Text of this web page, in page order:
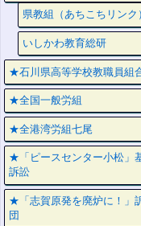
県教組（あちこちリンク
いしかわ教育総研
★石川県高等学校教職員組
★全国一般労組
★全港湾労組七尾
★「ピースセンター小松」
訴訟
★「志賀原発を廃炉に！」
団